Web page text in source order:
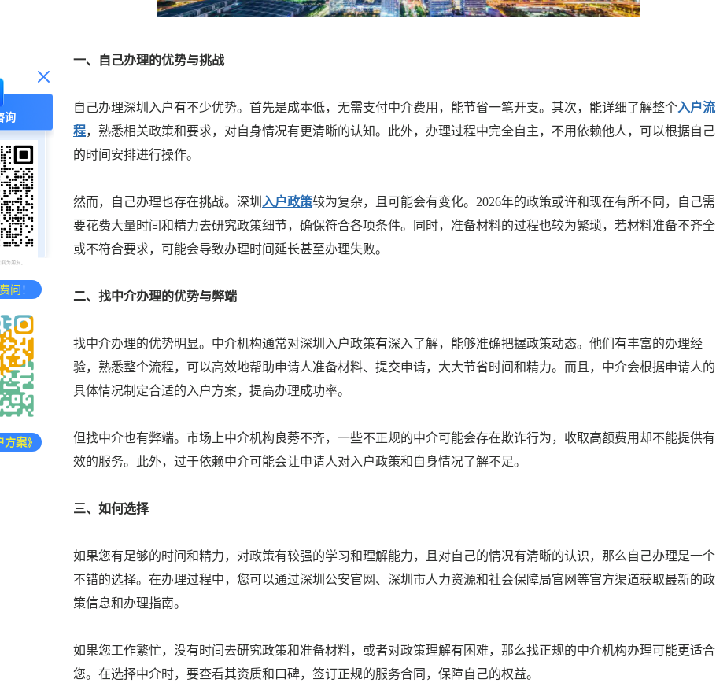
一、自己办理的优势与挑战
自己办理深圳入户有不少优势。首先是成本低，无需支付中介费用，能节省一笔开支。其次，能详细了解整个入户流
程，熟悉相关政策和要求，对自身情况有更清晰的认知。此外，办理过程中完全自主，不用依赖他人，可以根据自己
的时间安排进行操作。
然而，自己办理也存在挑战。深圳 入户政策较为复杂，且可能会有变化。2026年的政策或许和现在有所不同，自己需
要花费大量时间和精力去研究政策细节，确保符合各项条件。同时，准备材料的过程也较为繁琐，若材料准备不齐全
或不符合要求，可能会导致办理时间延长甚至办理失败。
二、找中介办理的优势与弊端
找中介办理的优势明显。中介机构通常对深圳入户政策有深入了解，能够准确把握政策动态。他们有丰富的办理经
验，熟悉整个流程，可以高效地帮助申请人准备材料、提交申请，大大节省时间和精力。而且，中介会根据申请人的
具体情况制定合适的入户方案，提高办理成功率。
但找中介也有弊端。市场上中介机构良莠不齐，一些不正规的中介可能会存在欺诈行为，收取高额费用却不能提供有
效的服务。此外，过于依赖中介可能会让申请人对入户政策和自身情况了解不足。
三、如何选择
如果您有足够的时间和精力，对政策有较强的学习和理解能力，且对自己的情况有清晰的认识，那么自己办理是一个
不错的选择。在办理过程中，您可以通过深圳公安官网、深圳市人力资源和社会保障局官网等官方渠道获取最新的政
策信息和办理指南。
如果您工作繁忙，没有时间去研究政策和准备材料，或者对政策理解有困难，那么找正规的中介机构办理可能更适合
您。在选择中介时，要查看其资质和口碑，签订正规的服务合同，保障自己的权益。
询
问 ！
案》